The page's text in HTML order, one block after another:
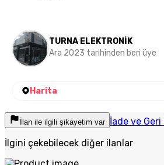
TURNA ELEKTRONİK
Ara 2023 tarihinden beri üye
Harita
İlan ile ilgili şikayetim var İade ve Geri
İlgini çekebilecek diğer ilanlar